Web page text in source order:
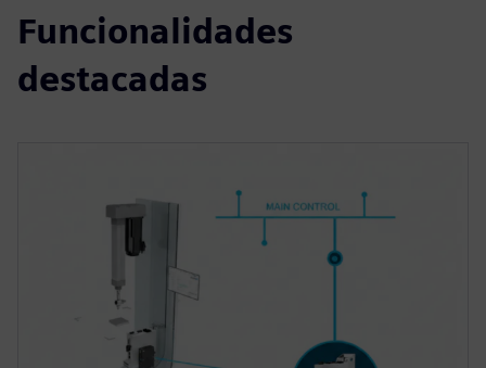
Funcionalidades
destacadas